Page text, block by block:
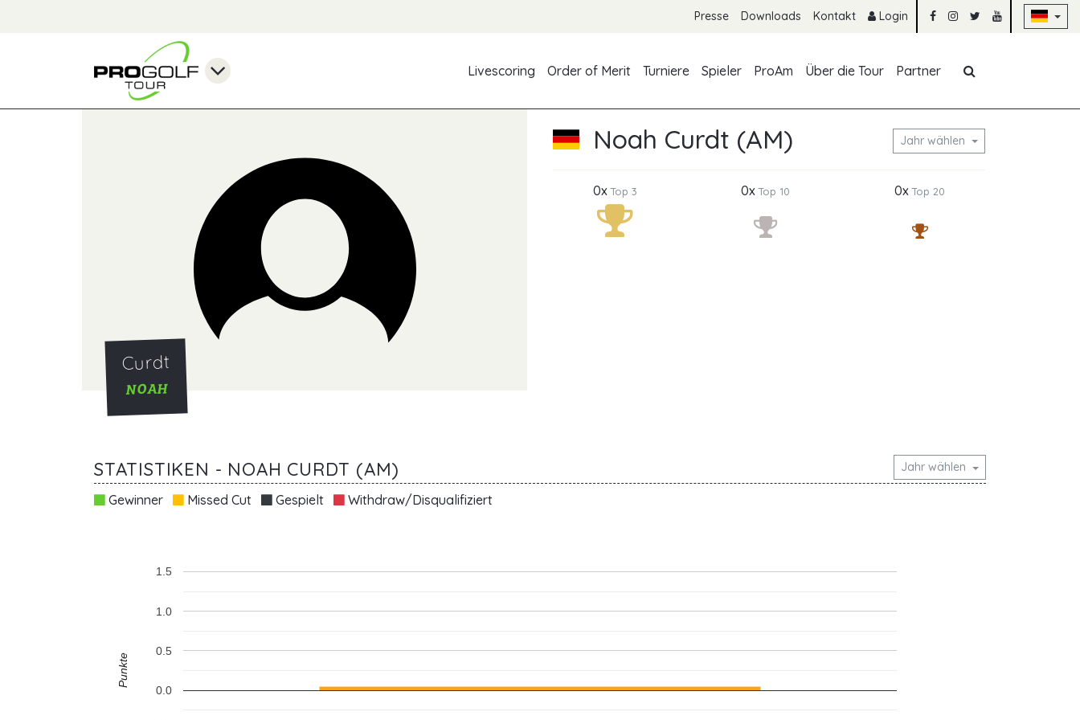
Presse Downloads Kontakt Login
Livescoring
Order of Merit Turniere Spieler ProAm Über die Tour Partner
Curdt
NOAH
Noah Curdt (AM) Jahr wählen
0xTop 3 0xTop 10 0xTop 20
STATISTIKEN - NOAH CURDT (AM) Jahr wählen
Gewinner Missed Cut Gespielt Withdraw/Disqualifiziert
0.0
0.5
1.0
1.5
Punkte